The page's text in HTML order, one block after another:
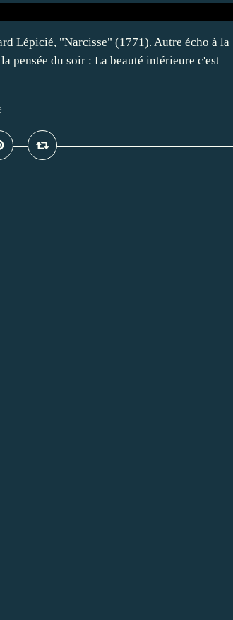
Lépicié, "Narcisse" (1771). Autre écho à la
pensée du soir : La beauté intérieure c'est